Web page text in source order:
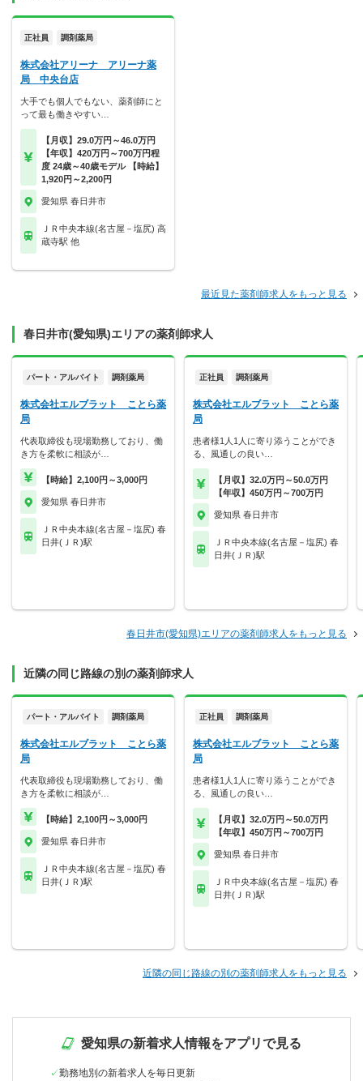
正社員 調剤薬局
株式会社アリーナ アリーナ薬
局 中央台店
大手でも個人でもない、薬剤師にと
って最も働きやすい…
【月収】29.0万円～46.0万円
【年収】420万円～700万円程
度 24歳～40歳モデル 【時給】
1,920円～2,200円
愛知県 春日井市
ＪＲ中央本線(名古屋－塩尻) 高
蔵寺駅 他
最近見た薬剤師求人をもっと見る
春日井市(愛知県)エリアの薬剤師求人
パート・アルバイト 調剤薬局
株式会社エルブラット ことら薬
局
代表取締役も現場勤務しており、働
き方を柔軟に相談が…
【時給】2,100円～3,000円
愛知県 春日井市
ＪＲ中央本線(名古屋－塩尻) 春
日井(ＪＲ)駅
正社員 調剤薬局
株式会社エルブラット ことら薬
局
患者様1人1人に寄り添うことができ
る、風通しの良い…
【月収】32.0万円～50.0万円
【年収】450万円～700万円
愛知県 春日井市
ＪＲ中央本線(名古屋－塩尻) 春
日井(ＪＲ)駅
春日井市(愛知県)エリアの薬剤師求人をもっと見る
近隣の同じ路線の別の薬剤師求人
パート・アルバイト 調剤薬局
株式会社エルブラット ことら薬
局
代表取締役も現場勤務しており、働
き方を柔軟に相談が…
【時給】2,100円～3,000円
愛知県 春日井市
ＪＲ中央本線(名古屋－塩尻) 春
日井(ＪＲ)駅
正社員 調剤薬局
株式会社エルブラット ことら薬
局
患者様1人1人に寄り添うことができ
る、風通しの良い…
【月収】32.0万円～50.0万円
【年収】450万円～700万円
愛知県 春日井市
ＪＲ中央本線(名古屋－塩尻) 春
日井(ＪＲ)駅
近隣の同じ路線の別の薬剤師求人をもっと見る
愛知県の新着求人情報をアプリで見る
勤務地別の新着求人を毎日更新